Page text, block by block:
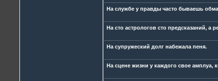
На службе у правды часто бываешь
На сто астрологов сто предсказаний, а
На супружеский долг набежала пеня.
На сцене жизни у каждого свое амплуа,